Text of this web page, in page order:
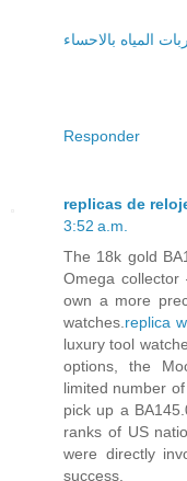
المياه بالاحساء
Responder
replicas de
3:52 a.m.
The 18k gold
Omega
own a more
watches.replica
luxury tool
options, the
limited number
pick up a
ranks of US
were directly
success.